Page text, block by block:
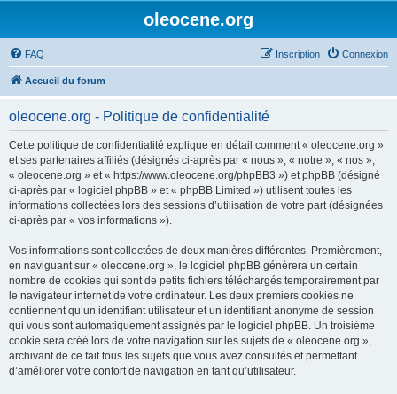
oleocene.org
FAQ Connexion
Inscription
Accueil du forum
oleocene.org - Politique de confidentialité
Cette politique de confidentialité explique en détail comment « oleocene.org »
et ses partenaires affiliés (désignés ci-après par « nous », « notre », « nos »,
« oleocene.org » et « https://www.oleocene.org/phpBB3 ») et phpBB (désigné
ci-après par « logiciel phpBB » et « phpBB Limited ») utilisent toutes les
informations collectées lors des sessions d’utilisation de votre part (désignées
ci-après par « vos informations »).
Vos informations sont collectées de deux manières différentes. Premièrement,
en naviguant sur « oleocene.org », le logiciel phpBB génèrera un certain
nombre de cookies qui sont de petits fichiers téléchargés temporairement par
le navigateur internet de votre ordinateur. Les deux premiers cookies ne
contiennent qu’un identifiant utilisateur et un identifiant anonyme de session
qui vous sont automatiquement assignés par le logiciel phpBB. Un troisième
cookie sera créé lors de votre navigation sur les sujets de « oleocene.org »,
archivant de ce fait tous les sujets que vous avez consultés et permettant
d’améliorer votre confort de navigation en tant qu’utilisateur.